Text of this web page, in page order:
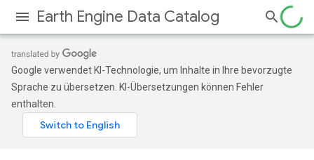
Earth Engine Data Catalog
Google verwendet KI-Technologie, um Inhalte in Ihre bevorzugte
Sprache zu übersetzen. KI-Übersetzungen können Fehler
enthalten.